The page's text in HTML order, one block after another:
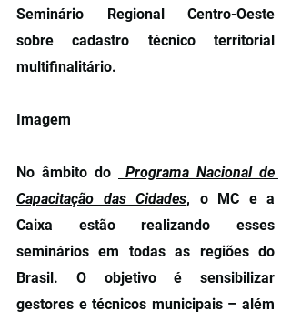
Seminário Regional Centro-Oeste
sobre cadastro técnico territorial
multifinalitário.
Imagem
No âmbito do
Programa Nacional de
Capacitação das Cidades, o MC e a
Caixa estão realizando esses
seminários em todas as regiões do
Brasil. O objetivo é sensibilizar
gestores e técnicos municipais – além